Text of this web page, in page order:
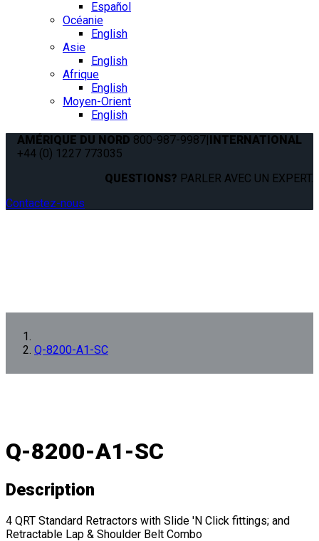
Español
Océanie
English
Asie
English
Afrique
English
Moyen-Orient
English
AMÉRIQUE DU NORD 800-987-9987|INTERNATIONAL
+44 (0) 1227 773035
QUESTIONS? PARLER AVEC UN EXPERT.
Contactez-nous
Q-8200-A1-SC
Q-8200-A1-SC
Description
4 QRT Standard Retractors with Slide 'N Click fittings; and
Retractable Lap & Shoulder Belt Combo